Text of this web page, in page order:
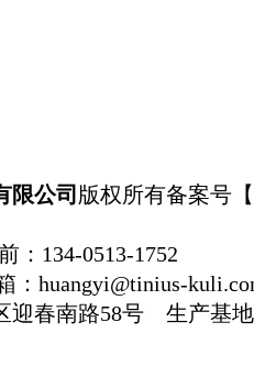
限公司 版权所有备案号【
：134-0513-1752
：huangyi@tinius-
迎春南路58号 生产基